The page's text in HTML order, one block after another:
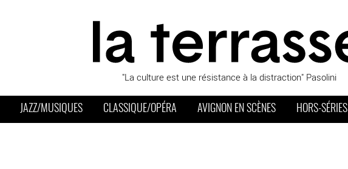
"La culture est une résistance à la distraction" Pasolini
JAZZ/MUSIQUES CLASSIQUE/OPÉRA AVIGNON EN SCÈNES HORS-SÉRIES